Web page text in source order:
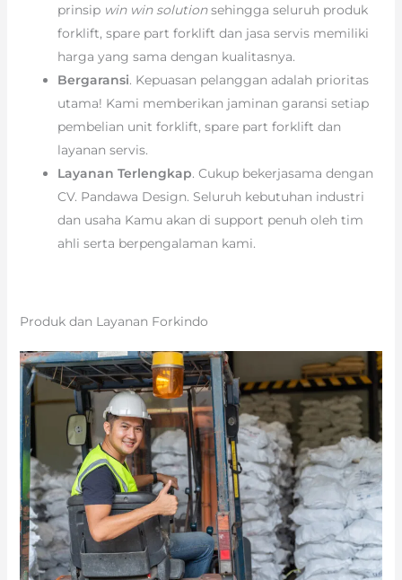
prinsip win win solutionsehingga seluruh produk
forklift, spare part forklift dan jasa servis memiliki
harga yang sama dengan kualitasnya.
Bergaransi. Kepuasan pelanggan adalah prioritas
utama! Kami memberikan jaminan garansi setiap
pembelian unit forklift, spare part forklift dan
layanan servis.
Layanan Terlengkap. Cukup bekerjasama dengan
CV. Pandawa Design. Seluruh kebutuhan industri
dan usaha Kamu akan di support penuh oleh tim
ahli serta berpengalaman kami.
Produk dan Layanan Forkindo